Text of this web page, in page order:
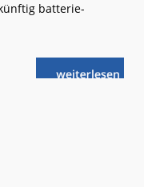
batterie-
weiterlese
nAkku-